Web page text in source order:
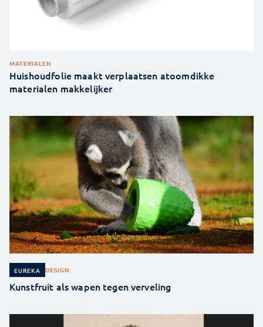
MATERIALEN
Huishoudfolie maakt verplaatsen atoomdikke
materialen makkelijker
EUREKA DESIGN
Kunstfruit als wapen tegen verveling